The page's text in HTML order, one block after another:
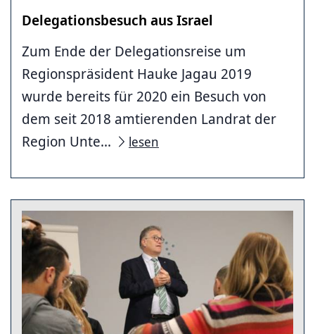
Delegationsbesuch aus Israel
Zum Ende der Delegationsreise um
Regionspräsident Hauke Jagau 2019
wurde bereits für 2020 ein Besuch von
dem seit 2018 amtierenden Landrat der
Region Unte...
lesen